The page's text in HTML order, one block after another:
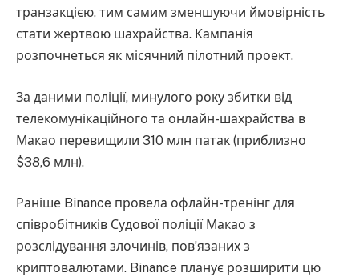
транзакцією, тим самим зменшуючи ймовірність
стати жертвою шахрайства. Кампанія
розпочнеться як місячний пілотний проект.
За даними поліції, минулого року збитки від
телекомунікаційного та онлайн-шахрайства в
Макао перевищили 310 млн патак (приблизно
$38,6 млн).
Раніше Binance провела офлайн-тренінг для
співробітників Судової поліції Макао з
розслідування злочинів, пов’язаних з
криптовалютами. Binance планує розширити цю